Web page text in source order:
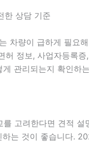
한 상담 기준
량이 급하게 필요
정보, 사업자등록
게 관리되는지 확인하
고려한다면 견적
는 것이 좋습니다.